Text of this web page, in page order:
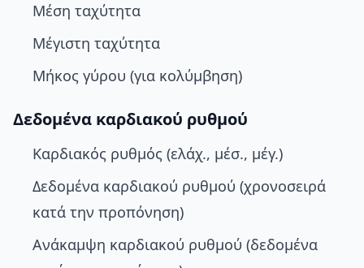
Μέση ταχύτητα
Μέγιστη ταχύτητα
Μήκος γύρου (για κολύμβηση)
Δεδομένα καρδιακού ρυθμού
Καρδιακός ρυθμός (ελάχ., μέσ., μέγ.)
Δεδομένα καρδιακού ρυθμού (χρονοσειρά
κατά την προπόνηση)
Ανάκαμψη καρδιακού ρυθμού (δεδομένα